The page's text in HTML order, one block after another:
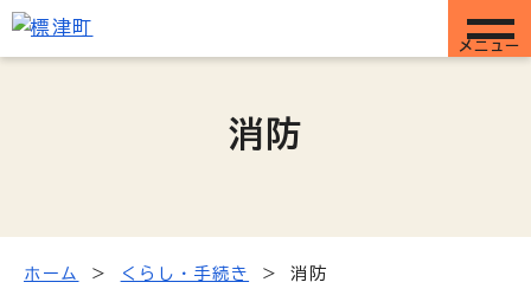
メニュー
消防
ホーム くらし・手続き 消防